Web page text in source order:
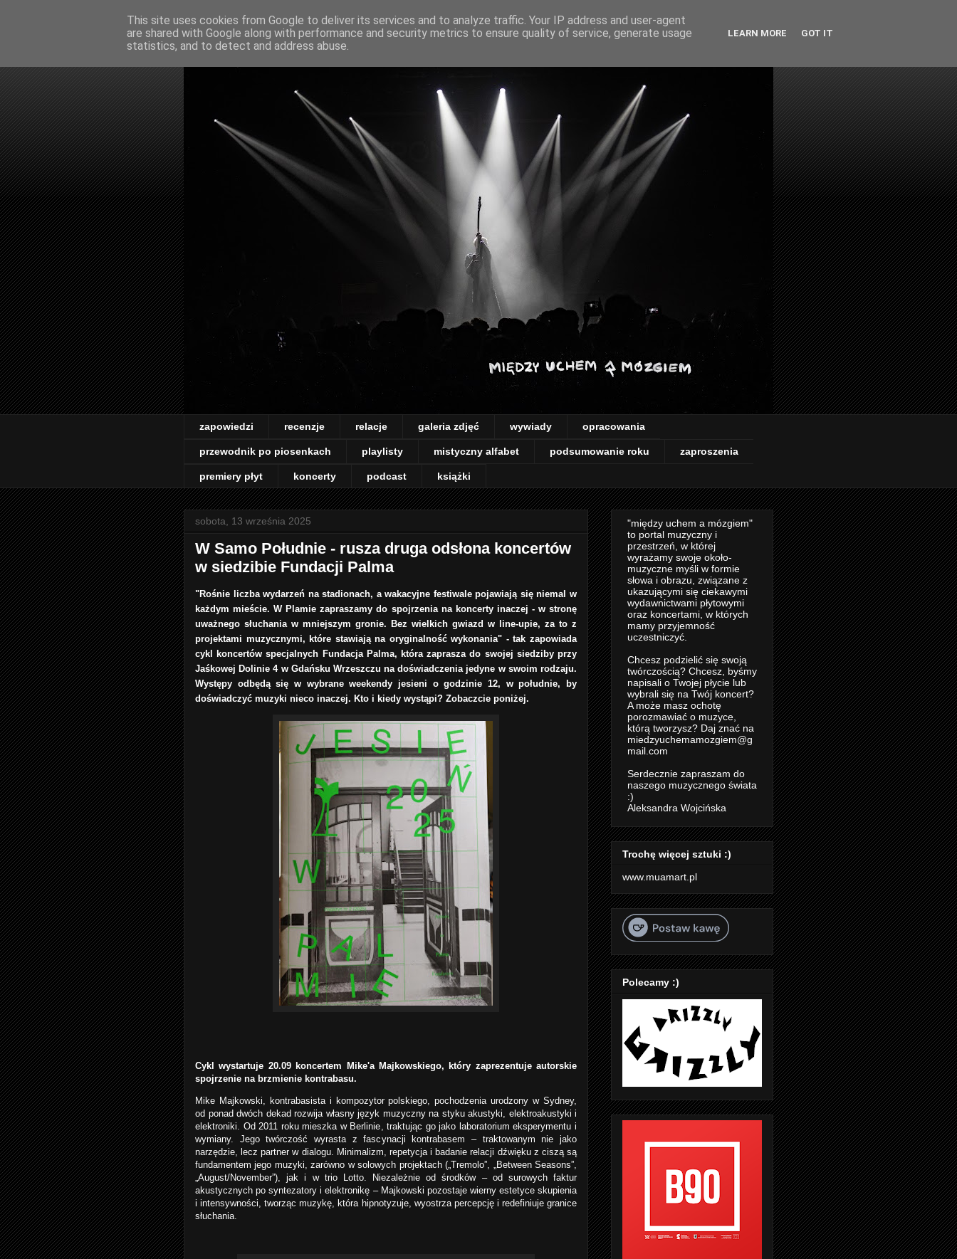
zapowiedzi recenzje relacje galeria zdjęć wywiady opracowania
przewodnik po piosenkach playlisty mistyczny alfabet podsumowanie roku zaproszenia
premiery płyt koncerty podcast książki
sobota, 13 września 2025
W Samo Południe - rusza druga odsłona koncertów
w siedzibie Fundacji Palma
"Rośnie liczba wydarzeń na stadionach, a wakacyjne festiwale pojawiają się niemal w
każdym mieście. W Plamie zapraszamy do spojrzenia na koncerty inaczej - w stronę
uważnego słuchania w mniejszym gronie. Bez wielkich gwiazd w line-upie, za to z
projektami muzycznymi, które stawiają na oryginalność wykonania" - tak zapowiada
cykl koncertów specjalnych Fundacja Palma, która zaprasza do swojej siedziby przy
Jaśkowej Dolinie 4 w Gdańsku Wrzeszczu na doświadczenia jedyne w swoim rodzaju.
Występy odbędą się w wybrane weekendy jesieni o godzinie 12, w południe, by
doświadczyć muzyki nieco inaczej. Kto i kiedy wystąpi? Zobaczcie poniżej.
Cykl wystartuje 20.09 koncertem Mike'a Majkowskiego, który zaprezentuje autorskie
spojrzenie na brzmienie kontrabasu.
Mike Majkowski, kontrabasista i kompozytor polskiego, pochodzenia urodzony w Sydney,
od ponad dwóch dekad rozwija własny język muzyczny na styku akustyki, elektroakustyki i
elektroniki. Od 2011 roku mieszka w Berlinie, traktując go jako laboratorium eksperymentu i
wymiany. Jego twórczość wyrasta z fascynacji kontrabasem – traktowanym nie jako
narzędzie, lecz partner w dialogu. Minimalizm, repetycja i badanie relacji dźwięku z ciszą są
fundamentem jego muzyki, zarówno w solowych projektach („Tremolo”, „Between Seasons”,
„August/November”), jak i w trio Lotto. Niezależnie od środków – od surowych faktur
akustycznych po syntezatory i elektronikę – Majkowski pozostaje wierny estetyce skupienia
i intensywności, tworząc muzykę, która hipnotyzuje, wyostrza percepcję i redefiniuje granice
słuchania.
"między uchem a mózgiem"
to portal muzyczny i
przestrzeń, w której
wyrażamy swoje około-
muzyczne myśli w formie
słowa i obrazu, związane z
ukazującymi się ciekawymi
wydawnictwami płytowymi
oraz koncertami, w których
mamy przyjemność
uczestniczyć.
Chcesz podzielić się swoją
twórczością? Chcesz, byśmy
napisali o Twojej płycie lub
wybrali się na Twój koncert?
A może masz ochotę
porozmawiać o muzyce,
którą tworzysz? Daj znać na
miedzyuchemamozgiem@g
mail.com
Serdecznie zapraszam do
naszego muzycznego świata
:)
Aleksandra Wojcińska
Trochę więcej sztuki :)
www.muamart.pl
Polecamy :)
This site uses cookies from Google to deliver its services and to analyze traffic. Your IP address and user-agent
are shared with Google along with performance and security metrics to ensure quality of service, generate usage
statistics, and to detect and address abuse.
LEARN MORE GOT IT